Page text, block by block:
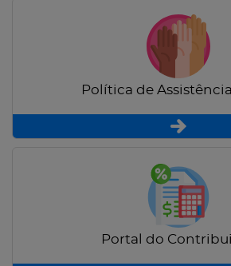
Política de
Portal do